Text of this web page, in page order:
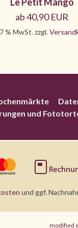
ab 40,90 EUR
% MwSt. zzgl.
und
und ggf.
modified